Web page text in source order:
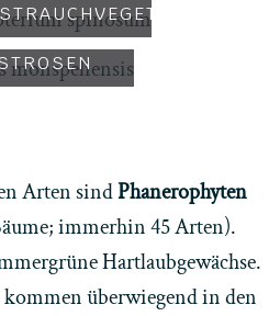
MIT
Arten sindPhanerophyten
immerhin 45 Arten).
Hartlaubgewächse.
überwiegend in den